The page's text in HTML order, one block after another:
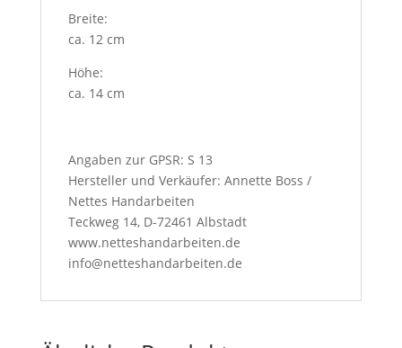
Breite:
ca. 12 cm
Höhe:
ca. 14 cm
Angaben zur GPSR: S 13
Hersteller und Verkäufer: Annette Boss /
Nettes Handarbeiten
Teckweg 14, D-72461 Albstadt
www.netteshandarbeiten.de
info@netteshandarbeiten.de